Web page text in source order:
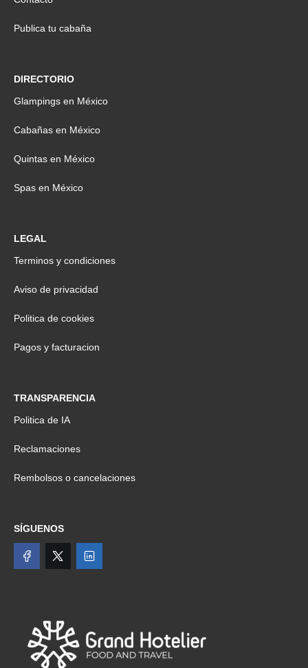
Publica tu cabaña
DIRECTORIO
Glampings en México
Cabañas en México
Quintas en México
Spas en México
LEGAL
Terminos y condiciones
Aviso de privacidad
Politica de cookies
Pagos y facturacion
TRANSPARENCIA
Politica de IA
Reclamaciones
Rembolsos o cancelaciones
SÍGUENOS